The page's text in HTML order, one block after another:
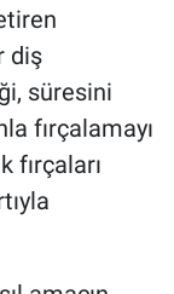
diş
süresini
fırçalamayı
fırçaları